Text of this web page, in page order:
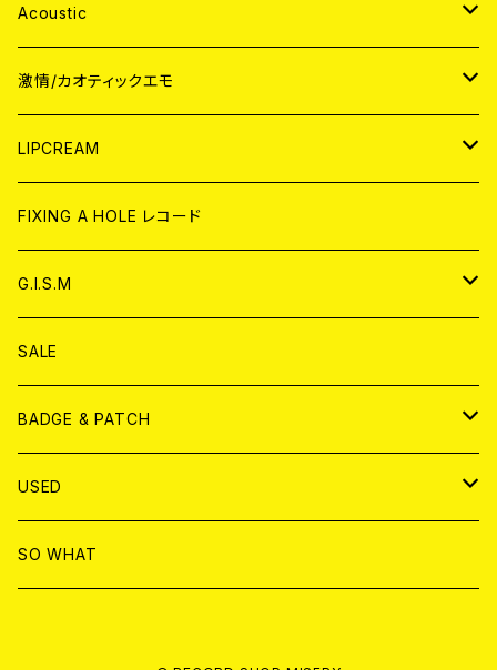
Acoustic
JAPAN
CD
ANALOG
WORLD
CD
ANALOG
激情/カオティックエモ
JAPAN
CD
ANALOG
WORLD
CD
ANALOG
LIPCREAM
CD
アナログ
DVD
T-shirt & WEAR
FIXING A HOLE レコード
G.I.S.M
CD
ANALOG
T-SHIRT & WEAR
DVD
SALE
BADGE & PATCH
BADGE
PATCH
USED
書籍
SO WHAT